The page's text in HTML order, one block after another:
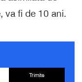
va fi de 10 ani.
Trimite